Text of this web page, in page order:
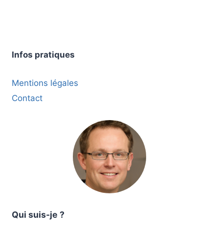
Infos pratiques
Mentions légales
Contact
Qui suis-je ?